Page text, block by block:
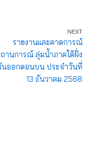
NEXT
รายงานและคาดการณ์
านการณ์ ลุ่มน้ำภาคใต้ฝั่ง
นออกตอนบน ประจำวันที่
13 ธันวาคม 2568